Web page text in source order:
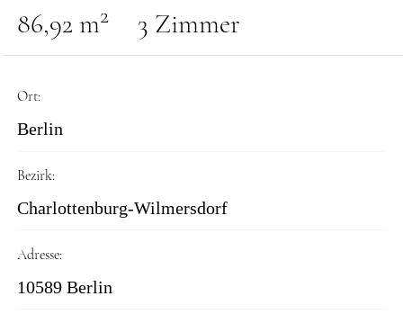
86,92 m2 3 Zimmer
Ort:
Berlin
Bezirk:
Charlottenburg-Wilmersdorf
Adresse:
10589 Berlin